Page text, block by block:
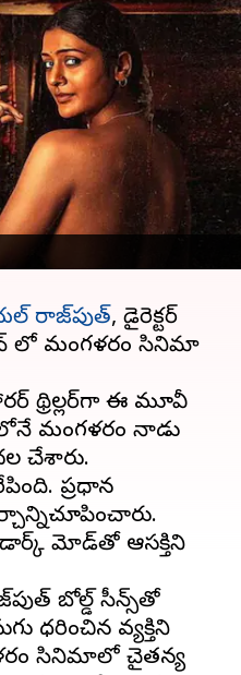
టీజ‌ర్
ఇచ్చిన పాయ‌ల్
01:54 pm
అయ్యింది.ఈ మేరకు
అందాలతో
రాజ్‌పుత్‌, డైరెక్ట‌ర్
మంగ‌ళ‌వారం సినిమా
థ్రిల్ల‌ర్‌గా ఈ మూవీ
మంగళవారం నాడు
చేశారు.
ప్రధాన
మోడ్‌తో ఆస‌క్తిని
బోల్డ్ సీన్స్‌తో
ధ‌రించిన వ్యక్తిని
సినిమాలో చైత‌న్య